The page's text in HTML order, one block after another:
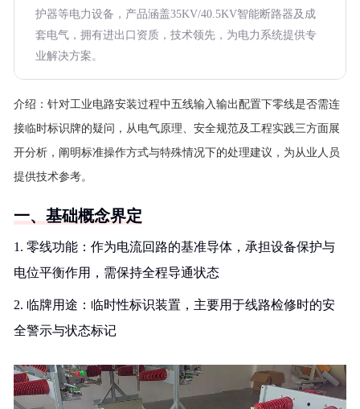
护器等电力设备，产品涵盖35KV/40.5KV智能断路器及成
套电气，拥有进出口资质，技术领先，为电力系统提供专
业解决方案。
介绍： 针对工业电路安装过程中五线输入输出配置下零线是否需连
接临时标识牌的疑问，从电气原理、安全规范及工程实践三方面展
开分析，阐明标准操作方式与特殊情况下的处理建议，为从业人员
提供技术参考。
一、基础概念界定
1. 零线功能：作为电流回路的基准导体，承担设备保护与
电位平衡作用，需保持全程导通状态
2. 临牌用途：临时性标识装置，主要用于线路检修时的安
全警示与状态标记